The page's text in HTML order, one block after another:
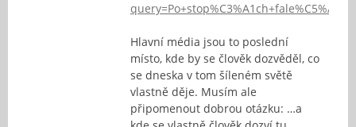
Hlavní média jsou to poslední
místo, kde by se člověk dozvěděl, co
se dneska v tom šíleném světě
vlastně děje. Musím ale
připomenout dobrou otázku: …a